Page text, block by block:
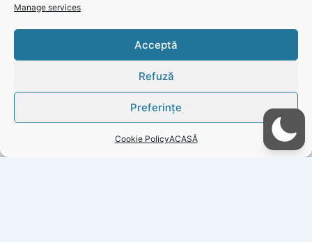
Manage services
Acceptă
Refuză
Preferințe
Cookie PolicyACASĂ